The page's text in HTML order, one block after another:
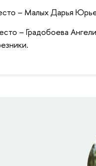
– Малых Дарья
– Градобоева